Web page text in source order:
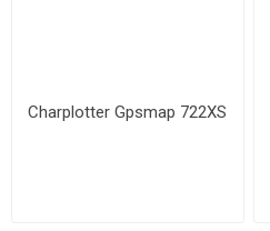
Charplotter Gpsmap 722XS